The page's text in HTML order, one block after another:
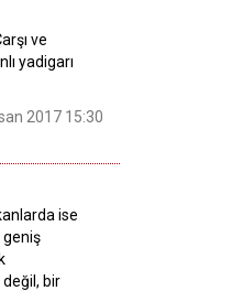
ve
yadigarı
2017 15:30
ise
geniş
değil, bir